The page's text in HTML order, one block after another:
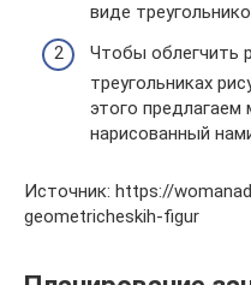
виде
Чтобы облегчить
треугольниках
этого
нарисованный
Источник: https://
geometricheskih-figur